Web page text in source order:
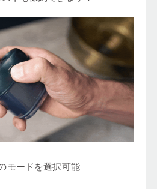
モードを選択可能